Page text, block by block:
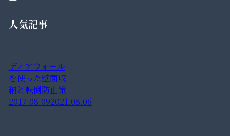
人気記事
ディアウォール
を使った壁面収
納と転倒防止策
2017.08.092021.08.06